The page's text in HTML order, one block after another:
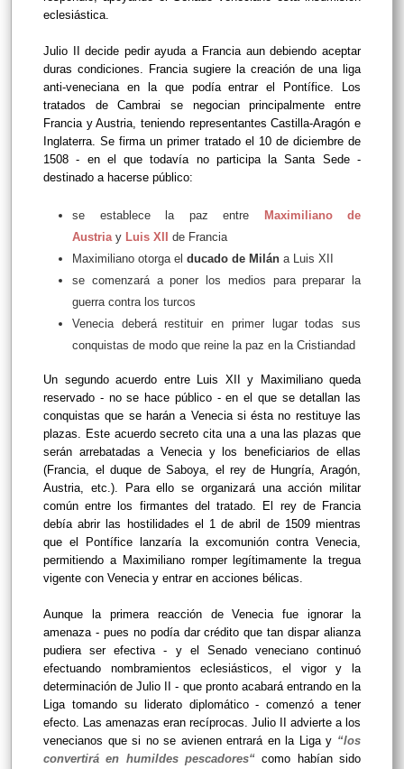
eclesiástica.
Julio II decide pedir ayuda a Francia aun debiendo aceptar
duras condiciones. Francia sugiere la creación de una liga
anti-veneciana en la que podía entrar el Pontífice. Los
tratados de Cambrai se negocian principalmente entre
Francia y Austria, teniendo representantes Castilla-Aragón e
Inglaterra. Se firma un primer tratado el 10 de diciembre de
1508 - en el que todavía no participa la Santa Sede -
destinado a hacerse público:
se establece la paz entre
Maximiliano de
Austria y Luis XII
de Francia
Maximiliano otorga el ducado de Milán a Luis XII
se comenzará a poner los medios para preparar la
guerra contra los turcos
Venecia deberá restituir en primer lugar todas sus
conquistas de modo que reine la paz en la Cristiandad
Un segundo acuerdo entre Luis XII y Maximiliano queda
reservado - no se hace público - en el que se detallan las
conquistas que se harán a Venecia si ésta no restituye las
plazas. Este acuerdo secreto cita una a una las plazas que
serán arrebatadas a Venecia y los beneficiarios de ellas
(Francia, el duque de Saboya, el rey de Hungría, Aragón,
Austria, etc.). Para ello se organizará una acción militar
común entre los firmantes del tratado. El rey de Francia
debía abrir las hostilidades el 1 de abril de 1509 mientras
que el Pontífice lanzaría la excomunión contra Venecia,
permitiendo a Maximiliano romper legítimamente la tregua
vigente con Venecia y entrar en acciones bélicas.
Aunque la primera reacción de Venecia fue ignorar la
amenaza - pues no podía dar crédito que tan dispar alianza
pudiera ser efectiva - y el Senado veneciano continuó
efectuando nombramientos eclesiásticos, el vigor y la
determinación de Julio II - que pronto acabará entrando en la
Liga tomando su liderato diplomático - comenzó a tener
efecto. Las amenazas eran recíprocas. Julio II advierte a los
venecianos que si no se avienen entrará en la Liga y “los
convertirá en humildes pescadores“como habían sido